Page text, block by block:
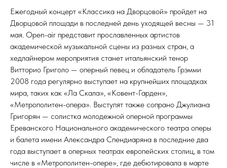
Ежегодный концерт «Классика на Дворцовой» пройдет на
Дворцовой площади в последней день уходящей весны — 31
мая. Open-air представит прославленных артистов
академической музыкальной сцены из разных стран, а
хедлайнером мероприятия станет итальянский тенор
Витторио Григоло — оперный певец и обладатель Грэмми
2008 года регулярно выступает на крупнейших площадках
мира, таких как «Ла Скала», «Ковент-Гарден»,
«Метрополитен-опера». Выступят также сопрано Джулиана
Григорян — солистка молодежной оперной программы
Ереванского Национального академического театра оперы
и балета имени Александра Спендиаряна в последние два
года выступает в оперных театрах европейских столиц, в том
числе в «Метрополитен-опере», где дебютировала в марте